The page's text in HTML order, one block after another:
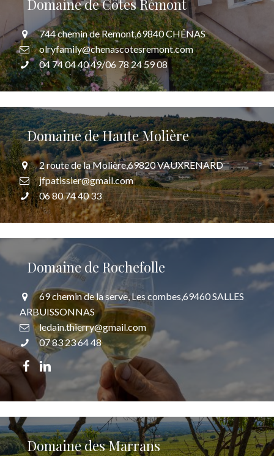
Domaine de Côtes Rémont
744 chemin de Remont,69840 CHÉNAS
olryfamily@chenascotesremont.com
04 74 04 40 49/06 78 24 59 08
Domaine de Haute Molière
2 route de la Molière,69820 VAUXRENARD
jfpatissier@gmail.com
06 80 74 40 33
Domaine de Rochefolle
69 chemin de la serve, Les combes,69460 SALLES
ARBUISSONNAS
ledain.thierry@gmail.com
07 83 23 64 48
Domaine des Marrans